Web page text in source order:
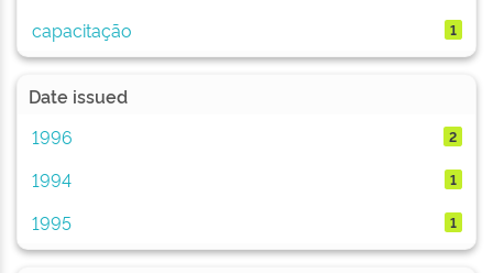
capacitação 1
Date issued
1996
2
1994 1
1995 1